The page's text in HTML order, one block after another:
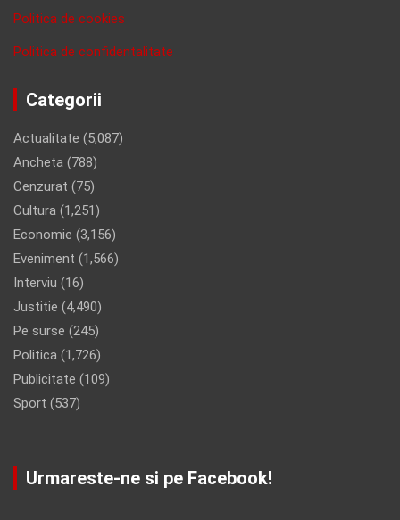
Politica de cookies
Politica de confidentalitate
Categorii
Actualitate (5,087)
Ancheta (788)
Cenzurat (75)
Cultura (1,251)
Economie (3,156)
Eveniment (1,566)
Interviu (16)
Justitie (4,490)
Pe surse (245)
Politica (1,726)
Publicitate (109)
Sport (537)
Urmareste-ne si pe Facebook!